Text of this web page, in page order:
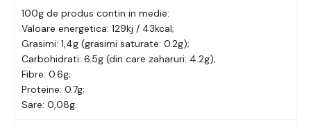
100g de produs contin in medie:
Valoare energetica: 129kj / 43kcal;
Grasimi: 1,4g (grasimi saturate: 0.2g);
Carbohidrati: 6.5g (din care zaharuri: 4.2g);
Fibre: 0.6g;
Proteine: 0.7g;
Sare: 0,08g.